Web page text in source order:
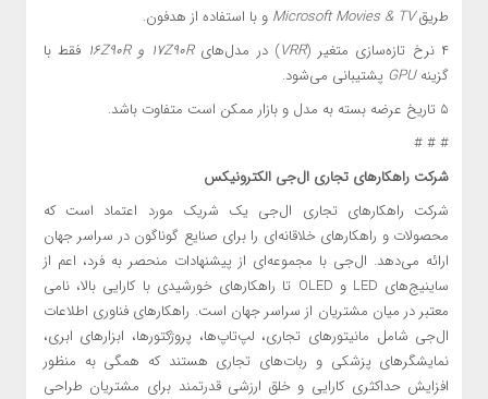
طریقMicrosoft Movies & TV و با استفاده از هدفون.
۴ نرخ تازه‌سازی متغیر (VRR) در مدل‌های۱۷Z90R و۱۶Z90R فقط با
گزینهGPU پشتیبانی می‌شود.
۵ تاریخ عرضه بسته به مدل و بازار ممکن است متفاوت باشد.
# # #
شرکت راهکارهای تجاری ال‌جی الکترونیکس
شرکت راهکارهای تجاری ال‌جی یک شریک مورد اعتماد است که
محصولات و راهکارهای خلاقانه‌ای را برای صنایع گوناگون در سراسر جهان
ارائه می‌دهد. ال‌جی با مجموعه‌ای از پیشنهادات منحصر به فرد، اعم از
ساینیج‌های LED و OLED تا راهکارهای خورشیدی با کارایی بالا، نامی
معتبر در میان مشتریان از سراسر جهان است. راهکارهای فناوری اطلاعات
ال‌جی شامل مانیتور‌های تجاری، لپ‌تاپ‌ها، پروژکتورها، ابزارهای ابری،
نمایشگرهای پزشکی و ربات‌های تجاری هستند که همگی به منظور
افزایش حداکثری کارایی و خلق ارزشی قدرتمند برای مشتریان طراحی